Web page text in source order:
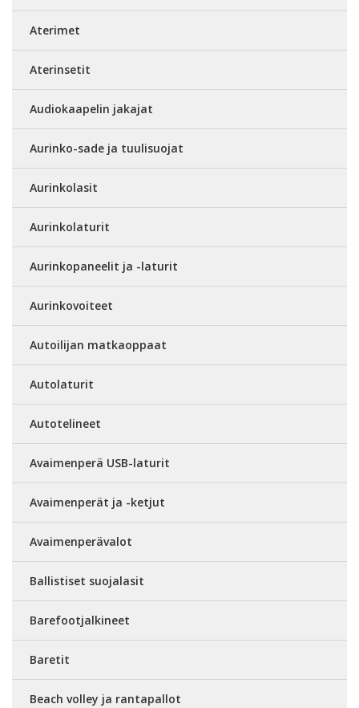
Aterimet
Aterinsetit
Audiokaapelin jakajat
Aurinko-sade ja tuulisuojat
Aurinkolasit
Aurinkolaturit
Aurinkopaneelit ja -laturit
Aurinkovoiteet
Autoilijan matkaoppaat
Autolaturit
Autotelineet
Avaimenperä USB-laturit
Avaimenperät ja -ketjut
Avaimenperävalot
Ballistiset suojalasit
Barefootjalkineet
Baretit
Beach volley ja rantapallot